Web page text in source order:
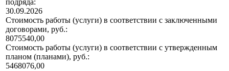
подряда:
30.09.2026
Стоимость работы (услуги) в соответствии с заключенными
договорами, руб.:
8075540,00
Стоимость работы (услуги) в соответствии с утвержденным
планом (планами), руб.:
5468076,00